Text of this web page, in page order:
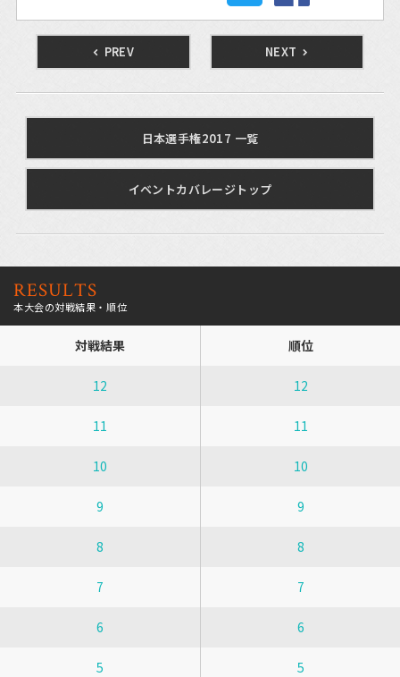
PREV NEXT
日本選手権2017 一覧
イベントカバレージトップ
RESULTS
本大会の対戦結果・順位
対戦結果 順位
12 12
11 11
10 10
9 9
8 8
7 7
6 6
5 5